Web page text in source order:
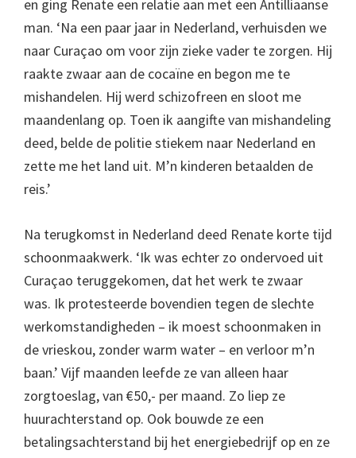
en ging Renate een relatie aan met een Antilliaanse
man. ‘Na een paar jaar in Nederland, verhuisden we
naar Curaçao om voor zijn zieke vader te zorgen. Hij
raakte zwaar aan de cocaïne en begon me te
mishandelen. Hij werd schizofreen en sloot me
maandenlang op. Toen ik aangifte van mishandeling
deed, belde de politie stiekem naar Nederland en
zette me het land uit. M’n kinderen betaalden de
reis.’
Na terugkomst in Nederland deed Renate korte tijd
schoonmaakwerk. ‘Ik was echter zo ondervoed uit
Curaçao teruggekomen, dat het werk te zwaar
was. Ik protesteerde bovendien tegen de slechte
werkomstandigheden – ik moest schoonmaken in
de vrieskou, zonder warm water – en verloor m’n
baan.’ Vijf maanden leefde ze van alleen haar
zorgtoeslag, van €50,- per maand. Zo liep ze
huurachterstand op. Ook bouwde ze een
betalingsachterstand bij het energiebedrijf op en ze